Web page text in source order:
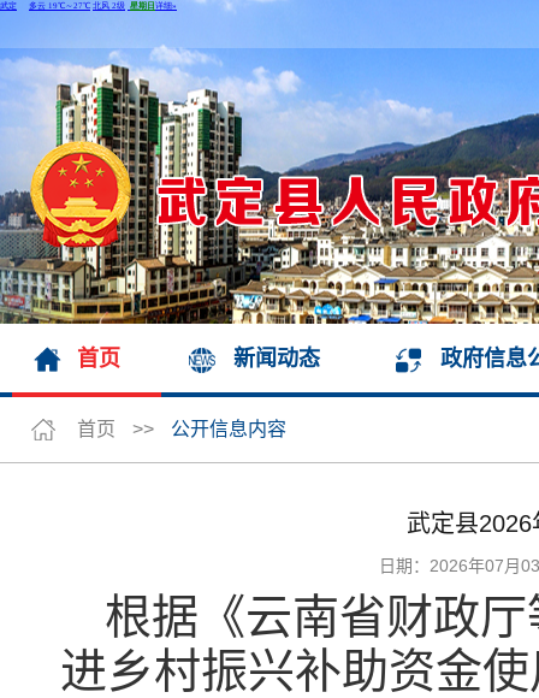
首页 新闻动态 政府信息
首页 >> 公开信息内容
武定县
日期：2026年07月
根据《云南省财政
进乡村振兴补助资金